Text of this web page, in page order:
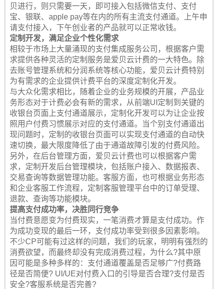
贝进行，则只需要一天，即可接入包括微信支付、支付
宝、银联、apple pay等在内的所有主流支付通道。上午申
请支付接入，下午创业者的产品就可以正常收钱。
定制开发，满足企业个性化需求
相较于市场上大量涌现的支付集成服务公司，根据客户需
求提供各种灵活的定制服务是爱贝云计费的一大特色。除
去账号管理系统和分润系统等核心功能，爱贝云计费特别
为有需求的企业提供计费平台的深度定制化开发。
与大众化需求相比，随着企业的业务规模的开展，产品业
务形态对于计费必会有新的需求，从前端UI定制到关键的
收银台页面上支付通道展示，定制化开发可以为让企业按
照用户付费习惯展示对应的支付通道。当个别支付通道出
现问题时，定制的收银台页面可以实现支付通道的自动快
速切换，最大限度降低了由于通道故障引发的付费风险。
另外，在后台管理方面，爱贝云计费也可以根据客户需
求，定制开发后台管理模块，包括账户接入、数据报表、
交易查询等数据管理功能。客服方面，也可根据业务形态
和企业客服工作流程，定制客服管理平台中的订单受理、
退款、查询等功能模块。
提高支付成功率，决胜同行竞争
当付费意愿变为付费现实，一笔消费才算是支付成功。作
为成功变现的最后一环，支付成功率受到很多因素影响。
不少CP可能有过这样的问题，我们的玩家，明明有强烈的
消费欲望，而最终却没有完成消费过程，为什么?其中原
因可能是多种多样的：支付通道覆盖是否足够广?付费路
径是否简便? UI/UE对付费入口的引导是否合理?支付是否
安全?客服系统是否完善?